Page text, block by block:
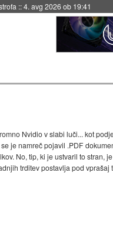
::4. avg 2026 ob 19:41
Nvidio v slabi luči... kot
se je namreč pojavil .PDF
No, tip, ki je ustvaril to stran,
trditev postavlja pod